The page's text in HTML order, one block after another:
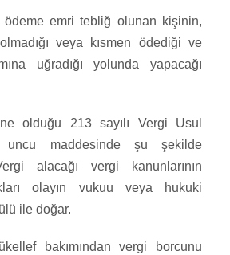
ödeme emri tebliğ olunan kişinin,
veya kısmen ödediği ve
uğradığı yolunda yapacağı
olduğu 213 sayılı Vergi Usul
uncu maddesinde şu şekilde
alacağı vergi kanunlarının
olayın vukuu veya hukuki
ile doğar.
bakımından vergi borcunu